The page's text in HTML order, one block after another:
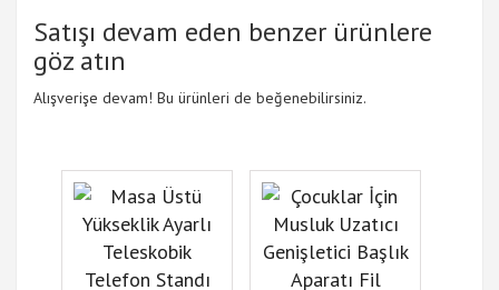
Satışı devam eden benzer ürünlere
göz atın
Alışverişe devam! Bu ürünleri de beğenebilirsiniz.